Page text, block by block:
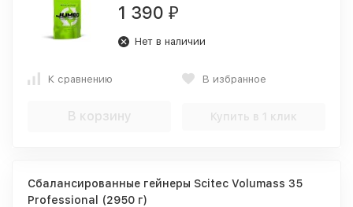
1 390 ₽
Нет в наличии
К сравнению В избранное
В корзину Купить в 1 клик
Сбалансированные гейнеры Scitec Volumass 35
Professional (2950 г)